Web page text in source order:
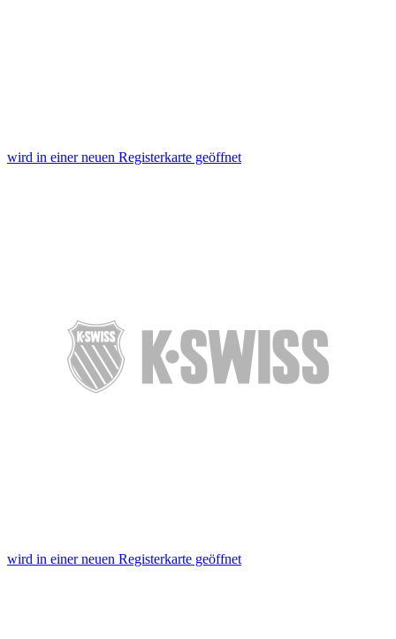
wird in einer neuen Registerkarte geöffnet
wird in einer neuen Registerkarte geöffnet